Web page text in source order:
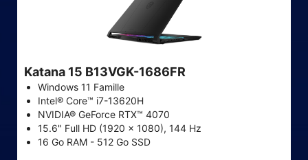
Katana 15 B13VGK-1686FR
Windows 11 Famille
Intel® Core™ i7-13620H
NVIDIA® GeForce RTX™ 4070
15.6" Full HD (1920 x 1080), 144 Hz
16 Go RAM - 512 Go SSD